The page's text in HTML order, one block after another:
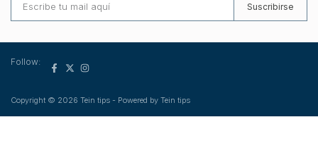
Suscribirse
Copyright © 2026 Tein tips - Powered by Tein tips
Follow: